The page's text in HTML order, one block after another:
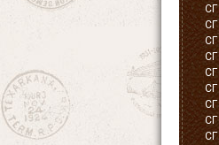
СГ
СГ
СГ
СГ
СГ
СГ
СГ
СГ
СГ